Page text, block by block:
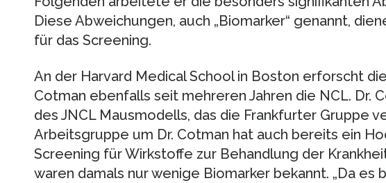
Diese Abweichungen, auch „Biomarker“ genannt,
für das Screening.
An der Harvard Medical School in Boston erforscht
Cotman ebenfalls seit mehreren Jahren die NCL. Dr.
des JNCL Mausmodells, das die Frankfurter Gruppe
Arbeitsgruppe um Dr. Cotman hat auch bereits ein
Screening für Wirkstoffe zur Behandlung der
waren damals nur wenige Biomarker bekannt. „Da es